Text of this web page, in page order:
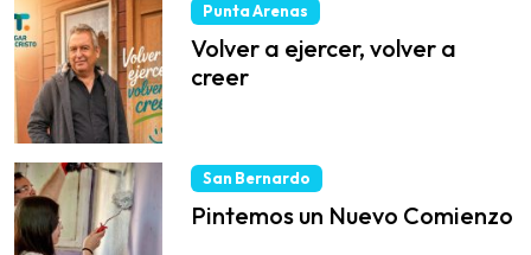
Punta Arenas
Volver a ejercer, volver a
creer
San Bernardo
Pintemos un Nuevo Comienzo